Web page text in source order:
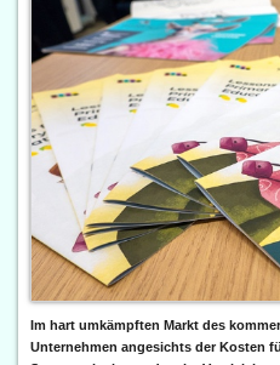
Im hart umkämpften Markt des
Unternehmen angesichts der Kosten